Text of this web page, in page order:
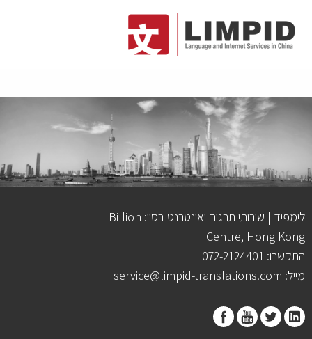
לימפיד | שירותי תרגום ואינטרנט בסין: Billion
Centre, Hong Kong
התקשרו: 072-2124401
מייל: service@limpid-translations.com